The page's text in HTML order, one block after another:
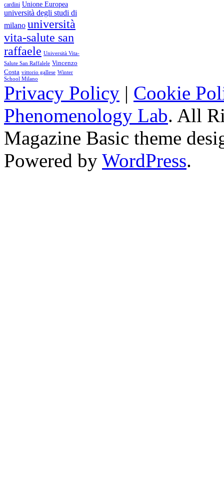
cardini Unione Europea
università degli studi di
milano università
vita-salute san
raffaele Università Vita-
Salute San Raffalele Vincenzo
Costa vittorio gallese Winter
School Milano
Privacy Policy | Cookie
Phenomenology Lab. All
Magazine Basic theme
Powered by WordPress.